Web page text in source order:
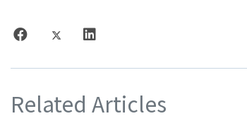
Related Articles